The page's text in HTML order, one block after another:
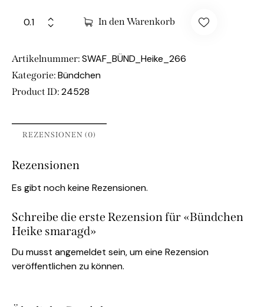
In den Warenkorb
Artikelnummer: SWAF_BÜND_Heike_266
Kategorie: Bündchen
Product ID: 24528
REZENSIONEN (0)
Rezensionen
Es gibt noch keine Rezensionen.
Schreibe die erste Rezension für «Bündchen
Heike smaragd»
Du musst angemeldet sein, um eine Rezension
veröffentlichen zu können.